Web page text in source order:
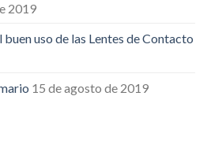
2019
uso de las Lentes de Contacto
15 de agosto de 2019